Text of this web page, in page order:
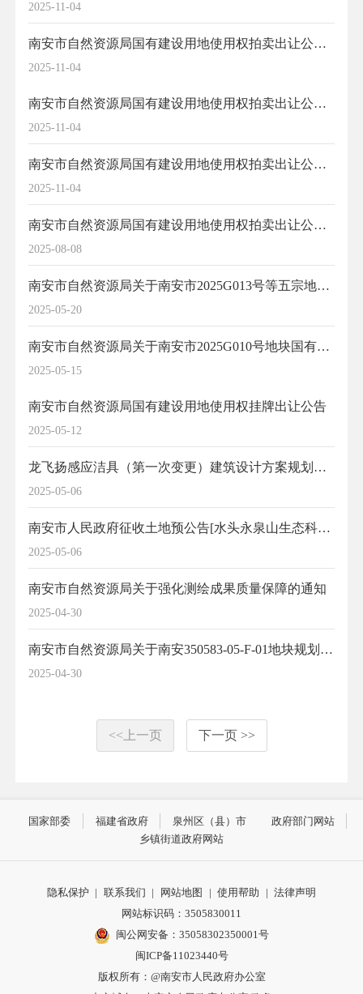
2025-11-04
2025-11-04
南安市自然资源局国有建设用地使用权拍卖出让公告（2025P11号地块）
2025-11-04
南安市自然资源局国有建设用地使用权拍卖出让公告（2025P10号地块）
2025-11-04
南安市自然资源局国有建设用地使用权拍卖出让公告（2025P09号地块）
2025-08-08
南安市自然资源局国有建设用地使用权拍卖出让公告（2025P05号地块）
2025-05-20
南安市自然资源局关于南安市2025G013号等五宗地块国有建设用地使用权挂牌出让公告
2025-05-15
南安市自然资源局关于南安市2025G010号地块国有建设用地使用权挂牌出让公告
2025-05-12
南安市自然资源局国有建设用地使用权挂牌出让公告
2025-05-06
龙飞扬感应洁具（第一次变更）建筑设计方案规划许可批前公示
2025-05-06
南安市人民政府征收土地预公告[水头永泉山生态科技园市政配套设施工程（曾朴路二期）项目]
2025-04-30
南安市自然资源局关于强化测绘成果质量保障的通知
2025-04-30
南安市自然资源局关于南安350583-05-F-01地块规划设计条件变更的公示
<<上一页 下一页 >>
国家部委 福建省政府 泉州区（县）市
政府部门网站
乡镇街道政府网站
隐私保护 | 联系我们 | 网站地图 | 使用帮助 | 法律声明
网站标识码：3505830011
闽公网安备：35058302350001号
闽ICP备11023440号
版权所有：@南安市人民政府办公室